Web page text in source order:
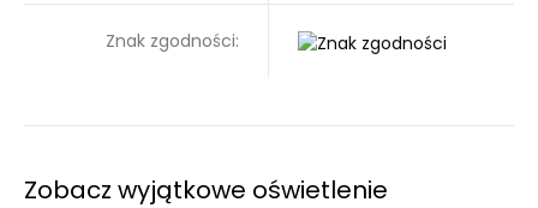
Znak zgodności:
Zobacz wyjątkowe oświetlenie